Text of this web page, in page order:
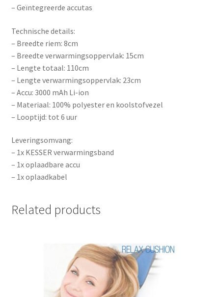
– Geïntegreerde accutas
Technische details:
– Breedte riem: 8cm
– Breedte verwarmingsoppervlak: 15cm
– Lengte totaal: 110cm
– Lengte verwarmingsoppervlak: 23cm
– Accu: 3000 mAh Li-ion
– Materiaal: 100% polyester en koolstofvezel
– Looptijd: tot 6 uur
Leveringsomvang:
– 1x KESSER verwarmingsband
– 1x oplaadbare accu
– 1x oplaadkabel
Related products